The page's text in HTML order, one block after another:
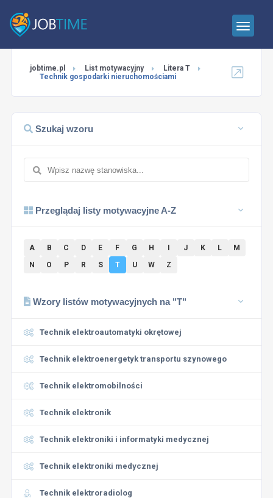
jobtime.pl List motywacyjny
Litera T
Technik gospodarki nieruchomościami
Szukaj wzoru
Przeglądaj listy motywacyjne A-Z
A B C D E F G H J K L
M
N
O P R S T U W Z
Wzory listów motywacyjnych na "T"
Technik elektroautomatyki okrętowej
Technik elektroenergetyk transportu szynowego
Technik elektromobilności
Technik elektronik
Technik elektroniki i informatyki medycznej
Technik elektroniki medycznej
Technik elektroradiolog